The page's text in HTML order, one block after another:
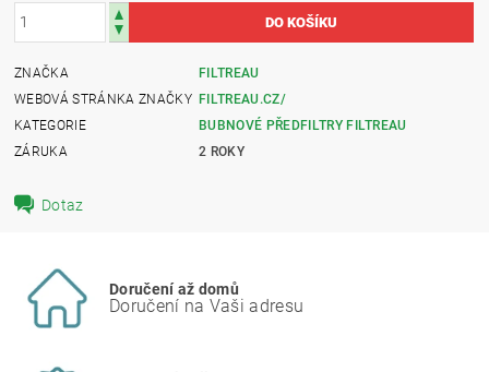
ZNAČKA
FILTREAU
WEBOVÁ STRÁNKA ZNAČKY FILTREAU.CZ/
KATEGORIE
BUBNOVÉ PŘEDFILTRY FILTREAU
ZÁRUKA
2 ROKY
Dotaz
Doručení až domů
Doručení na Vaši adresu